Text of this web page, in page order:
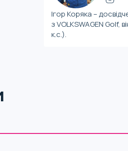
Ігор Коряка –
з VOLKSWAGEN Golf,
к.с.).